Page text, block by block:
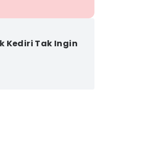
Kediri Tak Ingin